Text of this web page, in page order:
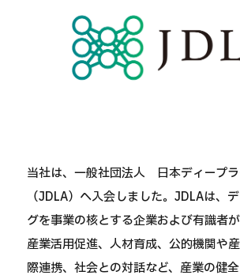
当社は、一般社団法人 日本ディープ
（JDLA）へ入会しました。JDLAは、
グを事業の核とする企業および有識者が
産業活用促進、人材育成、公的機関や
際連携、社会との対話など、産業の健